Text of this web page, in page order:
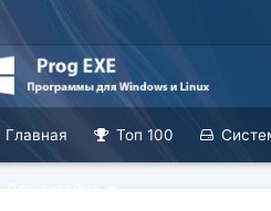
Главная Топ 100